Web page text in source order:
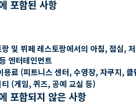
포함된 사항
및 뷔페 레스토랑에서의 아침, 점심,
엔터테인먼트
용료 (피트니스 센터, 수영장, 자쿠지,
(게임, 퀴즈, 공예 교실 등)
포함되지 않은 사항